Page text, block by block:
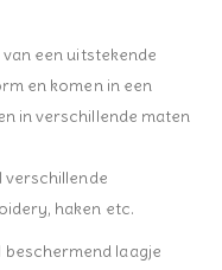
een uitstekende
en komen in een
in verschillende maten
verschillende
haken etc.
laagje